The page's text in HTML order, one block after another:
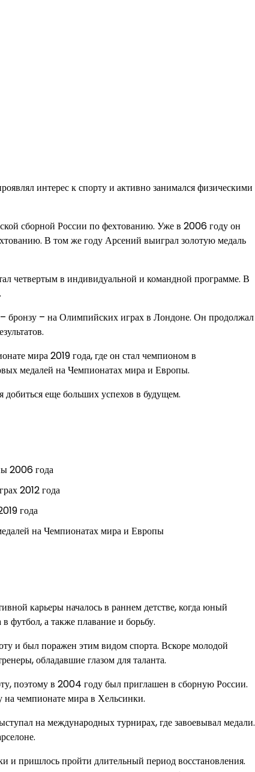
интерес к спорту и активно занимался физическими
сборной России по фехтованию. Уже в 2006 году он
В том же году Арсений выиграл золотую медаль
четвертым в индивидуальной и командной программе. В
бронзу – на Олимпийских играх в Лондоне. Он продолжал
мира 2019 года, где он стал чемпионом в
медалей на Чемпионатах мира и Европы.
еще больших успехов в будущем.
2006 года
2012 года
года
на Чемпионатах мира и Европы
карьеры началось в раннем детстве, когда юный
футбол, а также плавание и борьбу.
и был поражен этим видом спорта. Вскоре молодой
обладавшие глазом для таланта.
поэтому в 2004 году был приглашен в сборную России.
чемпионате мира в Хельсинки.
на международных турнирах, где завоевывал медали.
и пришлось пройти длительный период восстановления.